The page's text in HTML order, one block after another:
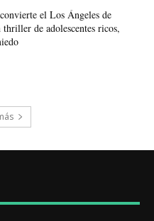
el Los Ángeles de
de adolescentes ricos,